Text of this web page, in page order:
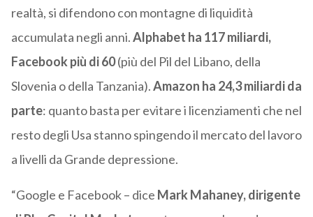
realtà, si difendono con montagne di liquidità
accumulata negli anni.Alphabet ha 117 miliardi,
Facebook più di 60(più del Pil del Libano, della
Slovenia o della Tanzania).Amazon ha 24,3 miliardi da
parte: quanto basta per evitare i licenziamenti che nel
resto degli Usa stanno spingendo il mercato del lavoro
a livelli da Grande depressione.
“Google e Facebook – dice Mark Mahaney, dirigente